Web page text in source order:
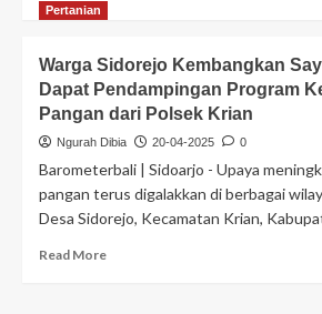
Pertanian
Warga Sidorejo Kembangkan
Dapat Pendampingan Program
Pangan dari Polsek Krian
Ngurah Dibia 20-04-2025 0
Barometerbali | Sidoarjo - Upaya
pangan terus digalakkan di berbagai
Desa Sidorejo, Kecamatan Krian,
Read More